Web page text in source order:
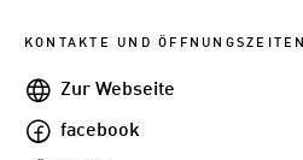
KONTAKTE UND ÖFFNUNGSZEITEN
WebseiteZur Webseite
facebookfacebook